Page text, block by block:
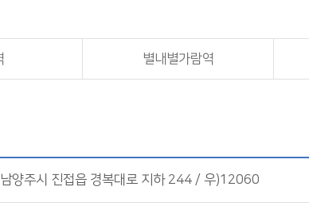
별내별가람역
남양주시 진접읍 경복대로 지하 244 / 우)12060